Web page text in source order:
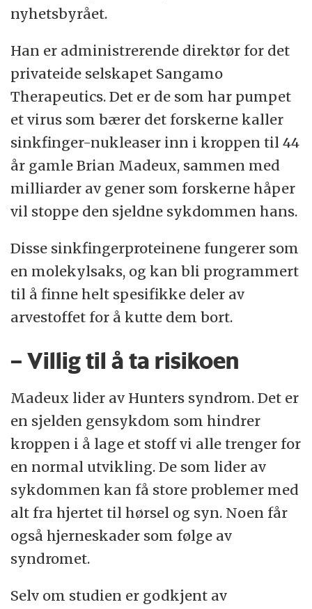
nyhetsbyrået.
Han er administrerende direktør for det
privateide selskapet Sangamo
Therapeutics. Det er de som har pumpet
et virus som bærer det forskerne kaller
sinkfinger-nukleaser inn i kroppen til 44
år gamle Brian Madeux, sammen med
milliarder av gener som forskerne håper
vil stoppe den sjeldne sykdommen hans.
Disse sinkfingerproteinene fungerer som
en molekylsaks, og kan bli programmert
til å finne helt spesifikke deler av
arvestoffet for å kutte dem bort.
– Villig til å ta risikoen
Madeux lider av Hunters syndrom. Det er
en sjelden gensykdom som hindrer
kroppen i å lage et stoff vi alle trenger for
en normal utvikling. De som lider av
sykdommen kan få store problemer med
alt fra hjertet til hørsel og syn. Noen får
også hjerneskader som følge av
syndromet.
Selv om studien er godkjent av